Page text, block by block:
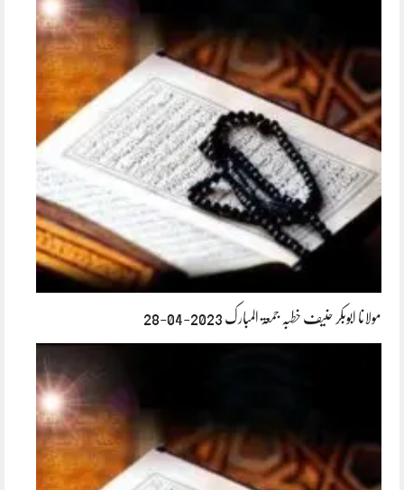
مولانا ابوبکر حنیف خطبہ جمعۃ المبارک 2023-04-28